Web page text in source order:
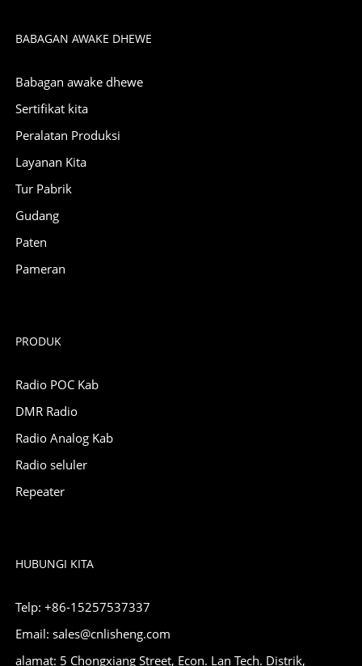
BABAGAN AWAKE DHEWE
Babagan awake dhewe
Sertifikat kita
Peralatan Produksi
Layanan Kita
Tur Pabrik
Gudang
Paten
Pameran
PRODUK
Radio POC Kab
DMR Radio
Radio Analog Kab
Radio seluler
Repeater
HUBUNGI KITA
Telp: +86-15257537337
Email: sales@cnlisheng.com
alamat: 5 Chongxiang Street, Econ. Lan Tech. Distrik,